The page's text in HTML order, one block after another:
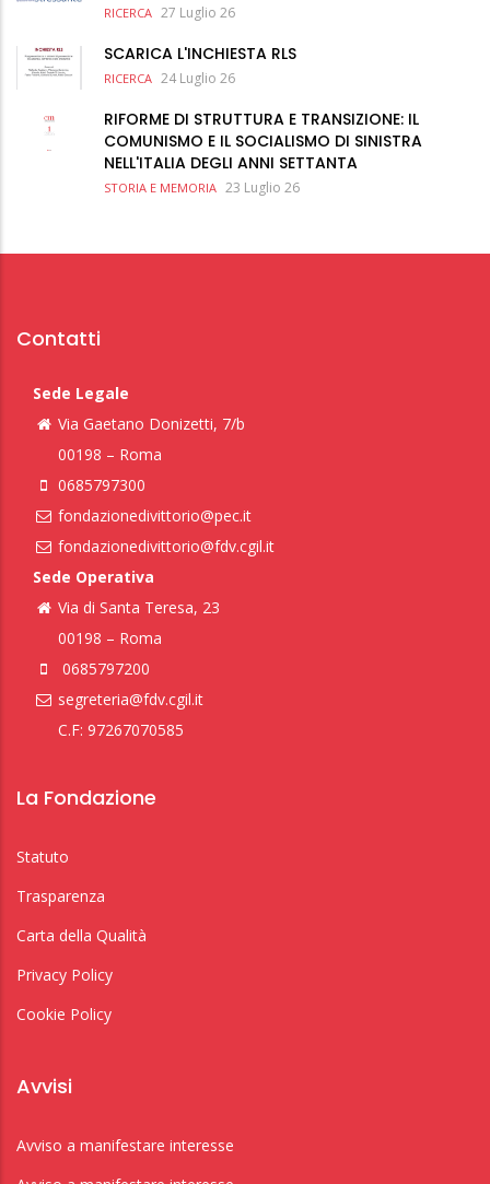
RICERCA 27 Luglio 26
SCARICA L'INCHIESTA RLS
RICERCA 24 Luglio 26
RIFORME DI STRUTTURA E TRANSIZIONE: IL
COMUNISMO E IL SOCIALISMO DI SINISTRA
NELL'ITALIA DEGLI ANNI SETTANTA
STORIA E MEMORIA 23 Luglio 26
Contatti
Sede Legale
Via Gaetano Donizetti, 7/b
00198 – Roma
0685797300
fondazionedivittorio@pec.it
fondazionedivittorio@fdv.cgil.it
Sede Operativa
Via di Santa Teresa, 23
00198 – Roma
0685797200
segreteria@fdv.cgil.it
C.F: 97267070585
La Fondazione
Statuto
Trasparenza
Carta della Qualità
Privacy Policy
Cookie Policy
Avvisi
Avviso a manifestare interesse